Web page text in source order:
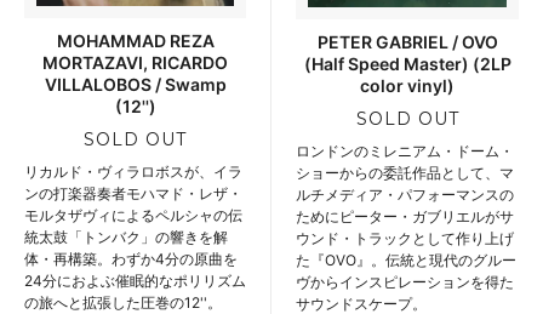
MOHAMMAD REZA
MORTAZAVI, RICARDO
VILLALOBOS / Swamp
(12'')
SOLD OUT
リカルド・ヴィラロボスが、イラ
ンの打楽器奏者モハマド・レザ・
モルタザヴィによるペルシャの伝
統太鼓「トンバク」の響きを解
体・再構築。わずか4分の原曲を
24分におよぶ催眠的なポリリズム
の旅へと拡張した圧巻の12''。
PETER GABRIEL / OVO
(Half Speed Master) (2LP
color vinyl)
SOLD OUT
ロンドンのミレニアム・ドーム・
ショーからの委託作品として、マ
ルチメディア・パフォーマンスの
ためにピーター・ガブリエルがサ
ウンド・トラックとして作り上げ
た『OVO』。伝統と現代のグルー
ヴからインスピレーションを得た
サウンドスケープ。